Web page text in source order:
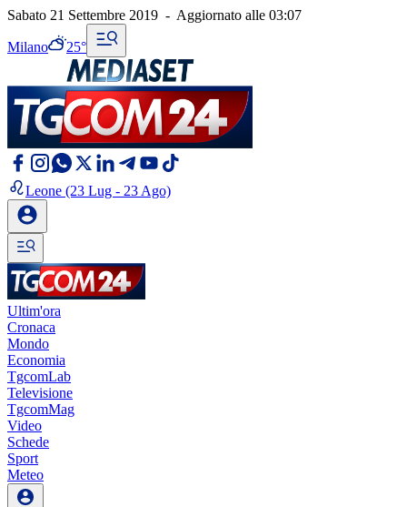
Sabato 21 Settembre 2019 - Aggiornato alle 03:07
Milano 25°
Leone (23 Lug - 23 Ago)
Ultim'ora
Cronaca
Mondo
Economia
TgcomLab
Televisione
TgcomMag
Video
Schede
Sport
Meteo